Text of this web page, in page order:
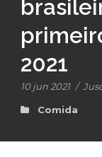
2021
10 jun 2021 /
Comida